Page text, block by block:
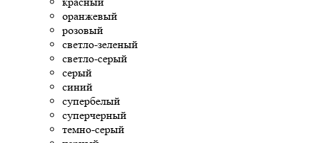
оранжевый
розовый
светло-зеленый
светло-серый
серый
синий
супербелый
суперчерный
темно-серый